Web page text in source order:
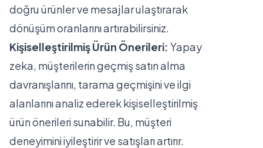
doğru ürünler ve mesajlar ulaştırarak
dönüşüm oranlarını artırabilirsiniz.
Kişiselleştirilmiş Ürün Önerileri: Yapay
zeka, müşterilerin geçmiş satın alma
davranışlarını, tarama geçmişini ve ilgi
alanlarını analiz ederek kişiselleştirilmiş
ürün önerileri sunabilir. Bu, müşteri
deneyimini iyileştirir ve satışları artırır.